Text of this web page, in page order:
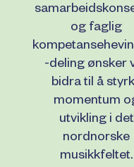
og faglig
-deling ønsker
bidra til å
momentum
utvikling i det
nordnorske
musikkfeltet.